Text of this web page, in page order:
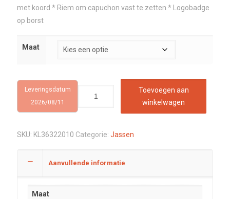
met koord * Riem om capuchon vast te zetten * Logobadge
op borst
Maat
Leveringsdatum
2026/08/11
Toevoegen aan
winkelwagen
SKU: KL36322010 Categorie: Jassen
Aanvullende informatie
Maat